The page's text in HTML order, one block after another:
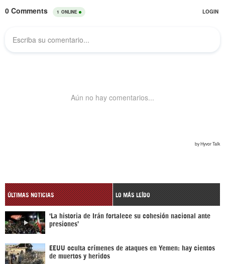
ÚLTIMAS NOTICIAS LO MÁS LEÍDO
‘La historia de Irán fortalece su cohesión nacional ante
presiones’
EEUU oculta crímenes de ataques en Yemen: hay cientos
de muertos y heridos